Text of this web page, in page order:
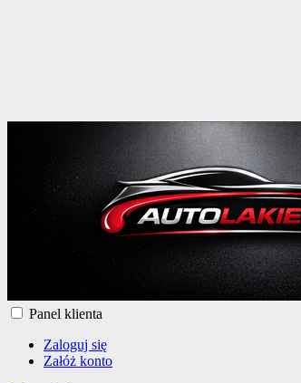
Panel klienta
Zaloguj się
Załóż konto